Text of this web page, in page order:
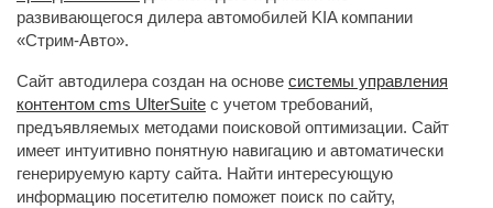
развивающегося дилера автомобилей KIA компании
«Стрим-Авто».
Сайт автодилера создан на основе системы управления
контентом cms UlterSuite с учетом требований,
предъявляемых методами поисковой оптимизации. Сайт
имеет интуитивно понятную навигацию и автоматически
генерируемую карту сайта. Найти интересующую
информацию посетителю поможет поиск по сайту,